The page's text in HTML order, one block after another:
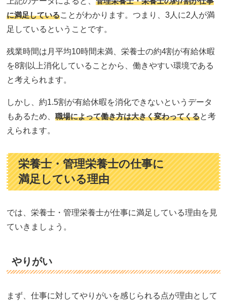
に満足していることがわかります。つまり、3人に2人が満
足しているということです。
残業時間は月平均10時間未満、栄養士の約4割が有給休暇
を8割以上消化していることから、働きやすい環境である
と考えられます。
しかし、約1.5割が有給休暇を消化できないというデータ
もあるため、職場によって働き方は大きく変わってくると考
えられます。
栄養士・管理栄養士の仕事に
満足している理由
では、栄養士・管理栄養士が仕事に満足している理由を見
ていきましょう。
やりがい
まず、仕事に対してやりがいを感じられる点が理由として